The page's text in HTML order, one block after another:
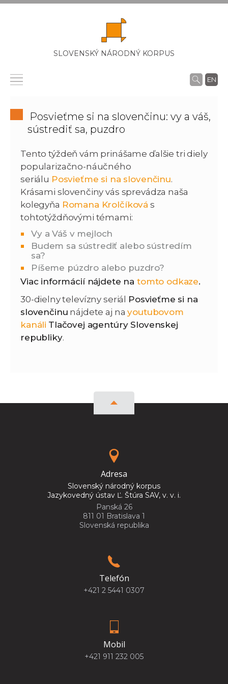
SLOVENSKÝ NÁRODNÝ KORPUS
EN
Posvieťme si na slovenčinu: vy a váš,
sústrediť sa, puzdro
Tento týždeň vám prinášame ďalšie tri diely
popularizačno-náučného
seriálu Posvieťme si na slovenčinu.
Krásami slovenčiny vás sprevádza naša
kolegyňa Romana Krolčíková s
tohtotýždňovými témami:
Vy a Váš v mejloch
Budem sa sústrediť alebo sústredím
sa?
Píšeme púzdro alebo puzdro?
Viac informácií nájdete na tomto odkaze.
30-dielny televízny seriál Posvieťme si na
slovenčinu nájdete aj nayoutubovom
kanáli Tlačovej agentúry Slovenskej
republiky.
Adresa
Slovenský národný korpus
Jazykovedný ústav Ľ. Štúra SAV, v. v. i.
Panská 26
811 01 Bratislava 1
Slovenská republika
Telefón
+421 2 5441 0307
Mobil
+421 911 232 005